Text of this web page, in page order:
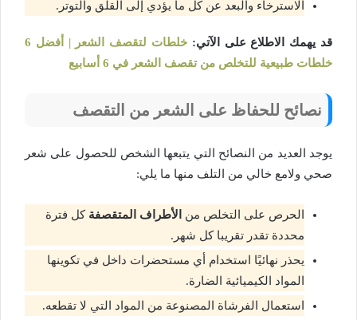
الاسترخاء والبعد عن كل ما يؤدي إلى القلق والتوتر.
قد يهمك الاطلاع على الآتي:
خلطات لتقصف الشعر | أفضل 6
خلطات طبيعية للتخلص من تقصف الشعر في 6 أسابيع
نصائح للحفاظ على الشعر من التقصف
يوجد العديد من النصائح التي يتبعها الشخص للحصول على شعر
صحي ولامع خالي من التلف منها ما يلي:
الحرص على التخلص من الأطراف المتقصفة كل فترة
محددة تقدر تقريبا كل شهر.
يحذر نهائيًا استخدام أي مستحضرات داخل في تكوينها
المواد الكيميائية الضارة.
استعمال الفرشاة المصنوعة من المواد التي لا تقطعه.